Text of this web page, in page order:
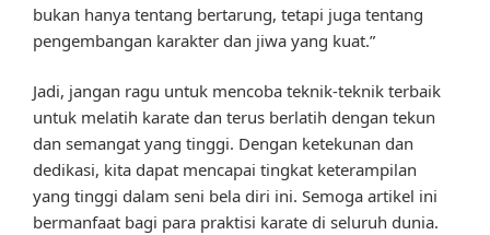
bukan hanya tentang bertarung, tetapi juga tentang
pengembangan karakter dan jiwa yang kuat.”
Jadi, jangan ragu untuk mencoba teknik-teknik terbaik
untuk melatih karate dan terus berlatih dengan tekun
dan semangat yang tinggi. Dengan ketekunan dan
dedikasi, kita dapat mencapai tingkat keterampilan
yang tinggi dalam seni bela diri ini. Semoga artikel ini
bermanfaat bagi para praktisi karate di seluruh dunia.